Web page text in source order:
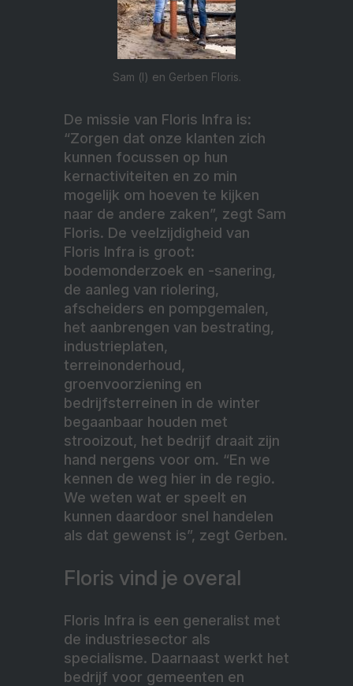
Sam (l) en Gerben Floris.
De missie van Floris Infra is:
“Zorgen dat onze klanten zich
kunnen focussen op hun
kernactiviteiten en zo min
mogelijk om hoeven te kijken
naar de andere zaken”, zegt Sam
Floris. De veelzijdigheid van
Floris Infra is groot:
bodemonderzoek en -sanering,
de aanleg van riolering,
afscheiders en pompgemalen,
het aanbrengen van bestrating,
industrieplaten,
terreinonderhoud,
groenvoorziening en
bedrijfsterreinen in de winter
begaanbaar houden met
strooizout, het bedrijf draait zijn
hand nergens voor om. “En we
kennen de weg hier in de regio.
We weten wat er speelt en
kunnen daardoor snel handelen
als dat gewenst is”, zegt Gerben.
Floris vind je overal
Floris Infra is een generalist met
de industriesector als
specialisme. Daarnaast werkt het
bedrijf voor gemeenten en